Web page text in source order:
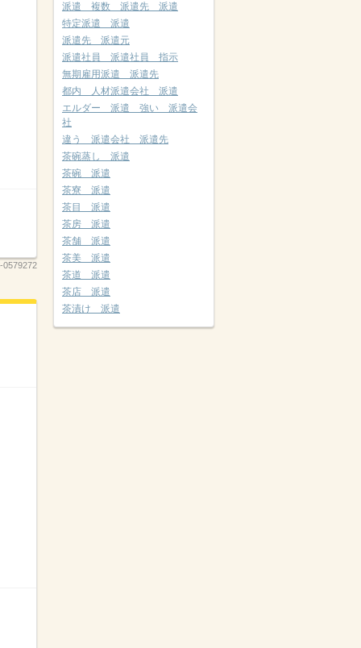
0579272
派遣 複数 派遣先 派遣
特定派遣 派遣
派遣先 派遣元
派遣社員 派遣社員 指示
無期雇用派遣 派遣先
都内 人材派遣会社 派遣
エルダー 派遣 強い 派遣会
社
違う 派遣会社 派遣先
茶碗蒸し 派遣
茶碗 派遣
茶寮 派遣
茶目 派遣
茶房 派遣
茶舗 派遣
茶美 派遣
茶道 派遣
茶店 派遣
茶漬け 派遣